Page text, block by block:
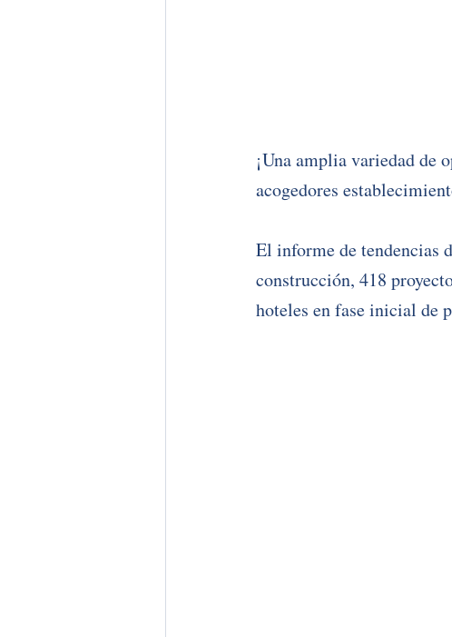
¡Una amplia variedad de
acogedores
El informe de tendencias
construcción, 418
hoteles en fase inicial de